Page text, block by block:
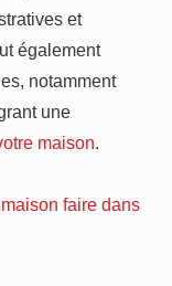
et
également
notamment
une
maison.
faire dans